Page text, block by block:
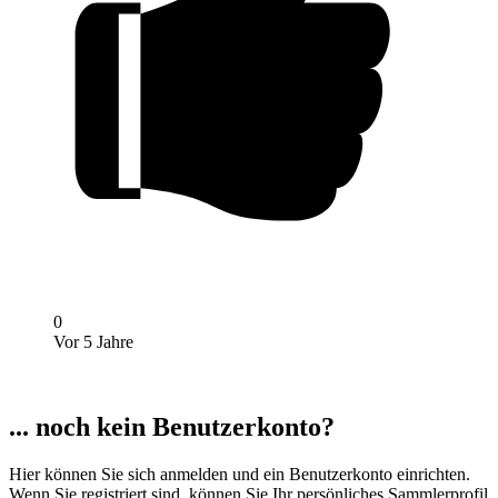
0
Vor 5 Jahre
... noch kein Benutzerkonto?
Hier können Sie sich anmelden und ein Benutzerkonto einrichten.
Wenn Sie registriert sind, können Sie Ihr persönliches Sammlerprofil